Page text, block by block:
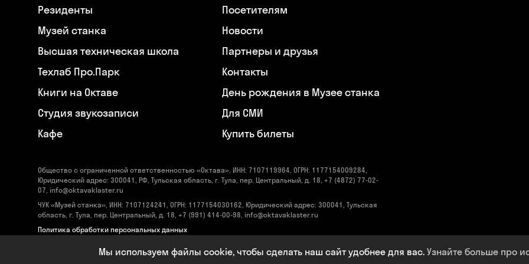
Резиденты
Музей станка
Высшая техническая школа
Техлаб Про.Парк
Книги на Октаве
Студия звукозаписи
Кафе
Посетителям
Новости
Партнеры и друзья
Контакты
День рождения в Музее станка
Для СМИ
Купить билеты
Общество с ограниченной ответственностью «Октава», ИНН: 7107119964, ОГРН: 1177154009284,
Юридический адрес: 300041, РФ, Тульская область, г. Тула, пер. Центральный, д. 18, +7 (4872) 77-02-
07, info@oktavaklaster.ru
ЧУК «Музей станка», ИНН: 7107124241, ОГРН: 1177154030162, Юридический адрес: 300041, Тульская
область, г. Тула, пер. Центральный, д. 18, +7 (991) 414-00-98, info@oktavaklaster.ru
Политика обработки персональных данных
Мы используем файлы cookie, чтобы сделать наш сайт удобнее для вас. Узнайте больше про